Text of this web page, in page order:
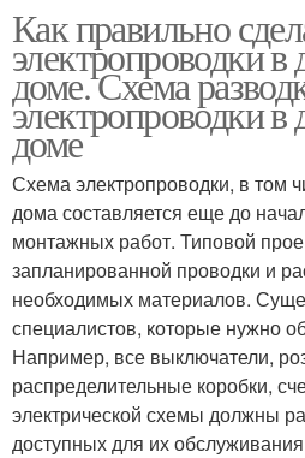
деревянном доме
Проводки в деревянном
доме
Как правильно
электропроводки в
доме. Схема
электропроводки в
доме
Схема электропроводки, в том
дома составляется еще до
монтажных работ. Типовой
запланированной проводки и
необходимых материалов.
специалистов, которые нужно
Например, все выключатели,
распределительные коробки,
электрической схемы должны
доступных для их